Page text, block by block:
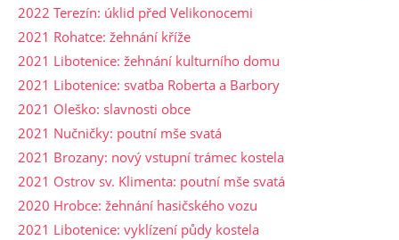
2022 Terezín: úklid před Velikonocemi
2021 Rohatce: žehnání kříže
2021 Libotenice: žehnání kulturního domu
2021 Libotenice: svatba Roberta a Barbory
2021 Oleško: slavnosti obce
2021 Nučničky: poutní mše svatá
2021 Brozany: nový vstupní trámec kostela
2021 Ostrov sv. Klimenta: poutní mše svatá
2020 Hrobce: žehnání hasičského vozu
2021 Libotenice: vyklízení půdy kostela